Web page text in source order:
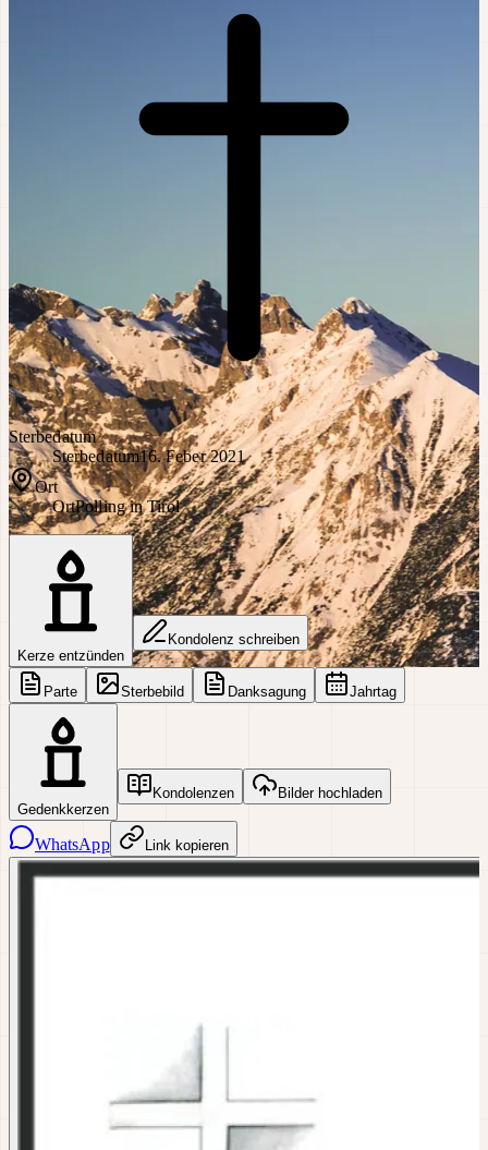
Sterbedatum
Sterbedatum16. Feber 2021
Ort
OrtPolling in Tirol
Kerze entzünden
Kondolenz schreiben
Parte Sterbebild Danksagung Jahrtag
Gedenkkerzen
Kondolenzen Bilder hochladen
WhatsApp Link kopieren